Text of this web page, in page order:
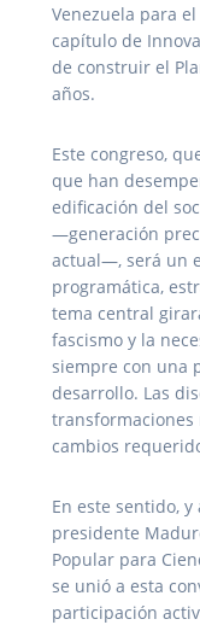
Venezuela para
capítulo de
de construir el
años.
Este congreso,
que han
edificación del
—generación
actual—, será un
programática,
tema central
fascismo y la
siempre con una
desarrollo. Las
transformaciones
cambios
En este sentido,
presidente
Popular para
se unió a esta
participación